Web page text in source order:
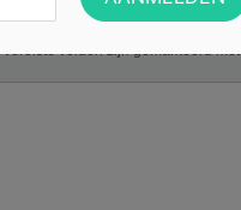
Vereiste velden zijn gemarkeerd